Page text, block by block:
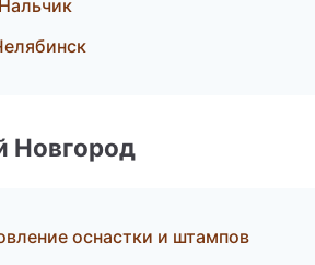
Новгород
оснастки и штампов